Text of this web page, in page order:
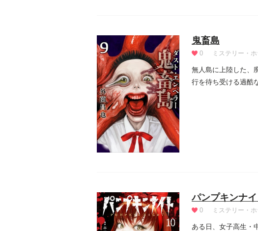
鬼畜島
0 ミステリー・
無人島に上陸した、
行を待ち受ける過酷
パンプキンナイ
0 ミステリー・
ある日、女子高生・